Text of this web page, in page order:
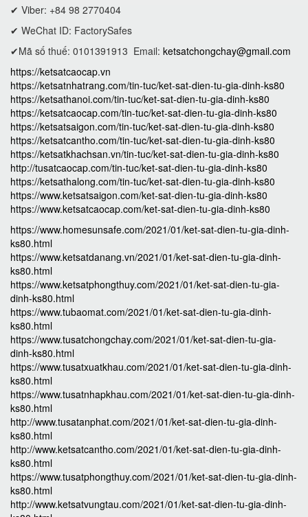
✔ Viber: +84 98 2770404
✔ WeChat ID: FactorySafes
✔Mã số thuế: 0101391913 Email: ketsatchongchay@gmail.com
https://ketsatcaocap.vn
https://ketsatnhatrang.com/tin-tuc/ket-sat-dien-tu-gia-dinh-ks80
https://ketsathanoi.com/tin-tuc/ket-sat-dien-tu-gia-dinh-ks80
https://ketsatcaocap.com/tin-tuc/ket-sat-dien-tu-gia-dinh-ks80
https://ketsatsaigon.com/tin-tuc/ket-sat-dien-tu-gia-dinh-ks80
https://ketsatcantho.com/tin-tuc/ket-sat-dien-tu-gia-dinh-ks80
https://ketsatkhachsan.vn/tin-tuc/ket-sat-dien-tu-gia-dinh-ks80
http://tusatcaocap.com/tin-tuc/ket-sat-dien-tu-gia-dinh-ks80
https://ketsathalong.com/tin-tuc/ket-sat-dien-tu-gia-dinh-ks80
https://www.ketsatsaigon.com/ket-sat-dien-tu-gia-dinh-ks80
https://www.ketsatcaocap.com/ket-sat-dien-tu-gia-dinh-ks80
https://www.homesunsafe.com/2021/01/ket-sat-dien-tu-gia-dinh-
ks80.html
https://www.ketsatdanang.vn/2021/01/ket-sat-dien-tu-gia-dinh-
ks80.html
https://www.ketsatphongthuy.com/2021/01/ket-sat-dien-tu-gia-
dinh-ks80.html
https://www.tubaomat.com/2021/01/ket-sat-dien-tu-gia-dinh-
ks80.html
https://www.tusatchongchay.com/2021/01/ket-sat-dien-tu-gia-
dinh-ks80.html
https://www.tusatxuatkhau.com/2021/01/ket-sat-dien-tu-gia-dinh-
ks80.html
https://www.tusatnhapkhau.com/2021/01/ket-sat-dien-tu-gia-dinh-
ks80.html
http://www.tusatanphat.com/2021/01/ket-sat-dien-tu-gia-dinh-
ks80.html
http://www.ketsatcantho.com/2021/01/ket-sat-dien-tu-gia-dinh-
ks80.html
https://www.tusatphongthuy.com/2021/01/ket-sat-dien-tu-gia-dinh-
ks80.html
http://www.ketsatvungtau.com/2021/01/ket-sat-dien-tu-gia-dinh-